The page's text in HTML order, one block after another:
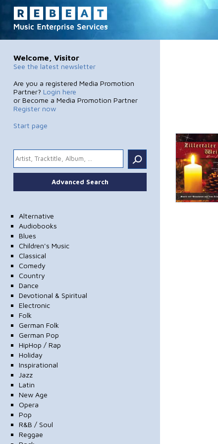
Welcome, Visitor
See the latest newsletter
Are you a registered Media Promotion
Partner? Login here
or Become a Media Promotion Partner
Register now
Start page
.
Advanced Search
Alternative
Audiobooks
Blues
Children's Music
Classical
Comedy
Country
Dance
Devotional & Spiritual
Electronic
Folk
German Folk
German Pop
HipHop / Rap
Holiday
Inspirational
Jazz
Latin
New Age
Opera
Pop
R&B / Soul
Reggae